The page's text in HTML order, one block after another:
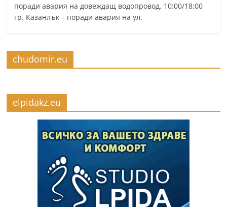
поради авария на довеждащ водопровод. 10:00/18:00
гр. Казанлък – поради авария на ул.
chudomir.eu
elpidakz.eu